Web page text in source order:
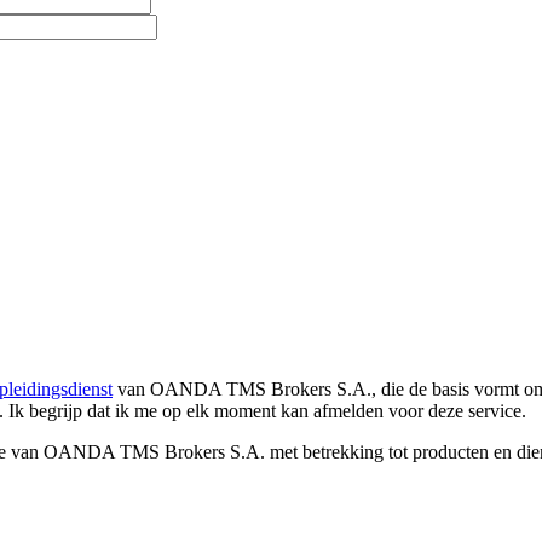
van OANDA TMS Brokers S.A., die de basis vormt
Ik begrijp dat ik me op elk moment kan afmelden voor deze service.
OANDA TMS Brokers S.A. met betrekking tot producten en